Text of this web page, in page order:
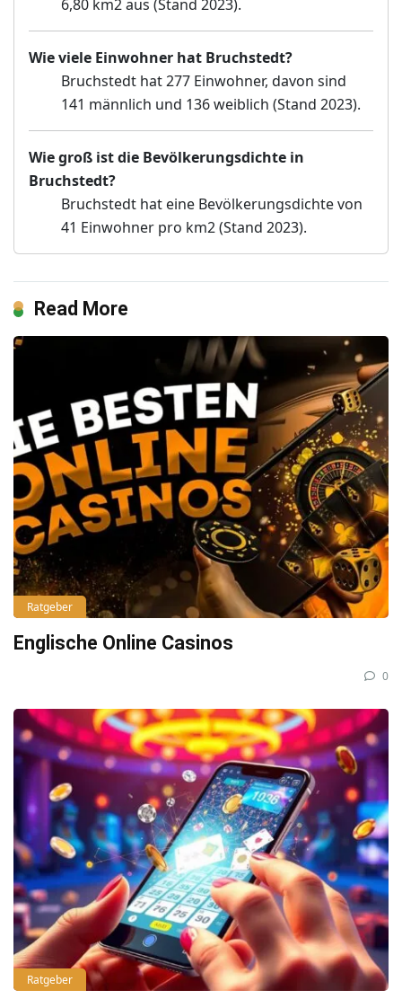
6,80 km2 aus (Stand 2023).
Wie viele Einwohner hat Bruchstedt?
Bruchstedt hat 277 Einwohner, davon sind
141 männlich und 136 weiblich (Stand 2023).
Wie groß ist die Bevölkerungsdichte in
Bruchstedt?
Bruchstedt hat eine Bevölkerungsdichte von
41 Einwohner pro km2 (Stand 2023).
Read More
Ratgeber
Englische Online Casinos
0
Ratgeber